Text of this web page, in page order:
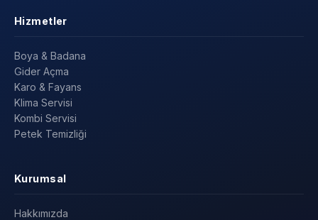
Hizmetler
Boya & Badana
Gider Açma
Karo & Fayans
Klima Servisi
Kombi Servisi
Petek Temizliği
Kurumsal
Hakkımızda